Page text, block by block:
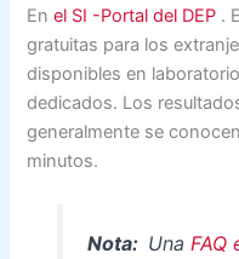
Enel SI -Portal del DEP .
gratuitas para los
disponibles en
dedicados. Los
generalmente se
minutos.
Nota: Una FAQ